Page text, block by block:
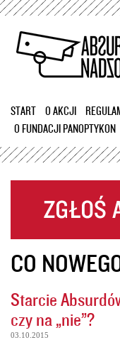
START O AKCJI
O FUNDACJI PANOPTYKON
CO
Starcie
czy na „nie”?
03.10.2015